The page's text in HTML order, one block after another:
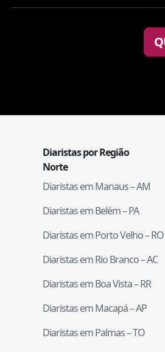
Diaristas por Região
Norte
Diaristas emManaus–AM
Diaristas emBelém–PA
Diaristas emPorto Velho–RO
Diaristas emRio Branco–AC
Diaristas emBoa Vista–RR
Diaristas emMacapá–AP
Diaristas emPalmas–TO